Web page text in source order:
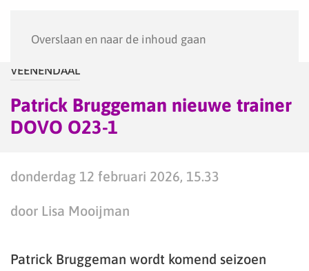
Overslaan en naar de inhoud gaan
VEENENDAAL
Patrick Bruggeman nieuwe trainer
DOVO O23-1
donderdag 12 februari 2026, 15.33
door Lisa Mooijman
Patrick Bruggeman wordt komend seizoen